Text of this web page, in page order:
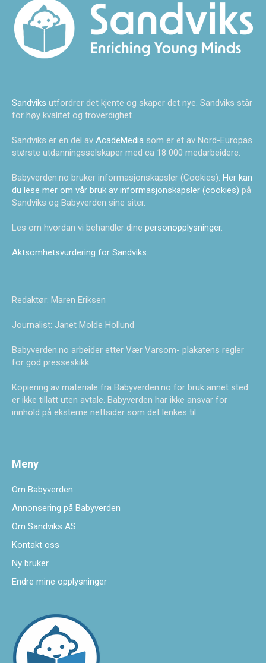
Sandviks utfordrer det kjente og skaper det nye. Sandviks står
for høy kvalitet og troverdighet.
Sandviks er en del av AcadeMedia som er et av Nord-Europas
største utdanningsselskaper med ca 18 000 medarbeidere.
Babyverden.no bruker informasjonskapsler (Cookies). Her kan
du lese mer om vår bruk av informasjonskapsler (cookies) på
Sandviks og Babyverden sine siter.
Les om hvordan vi behandler dine personopplysninger.
Aktsomhetsvurdering for Sandviks.
Redaktør: Maren Eriksen
Journalist: Janet Molde Hollund
Babyverden.no arbeider etter Vær Varsom- plakatens regler
for god presseskikk.
Kopiering av materiale fra Babyverden.no for bruk annet sted
er ikke tillatt uten avtale. Babyverden har ikke ansvar for
innhold på eksterne nettsider som det lenkes til.
Meny
Om Babyverden
Annonsering på Babyverden
Om Sandviks AS
Kontakt oss
Ny bruker
Endre mine opplysninger